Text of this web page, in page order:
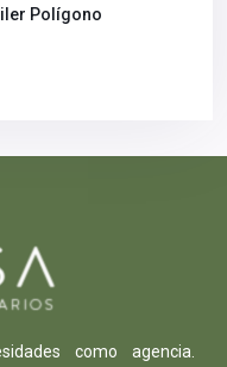
Polígono
como agencia.